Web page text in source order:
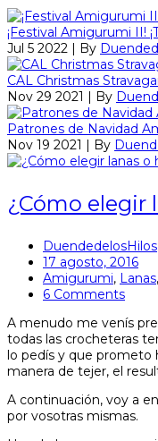
¡Festival Amigurumi II!
Jul 5 2022 | By
CAL Christmas
Nov 29 2021 | By
Patrones de Navidad
Nov 19 2021 | By
¿Cómo elegir
DuendedelosHilos
17 agosto, 2016
Amigurumi, Lanas,
6 Comments
A menudo me venís
todas las crocheteras
lo pedís y que prometo
manera de tejer, el
A continuación, voy a
por vosotras mismas.